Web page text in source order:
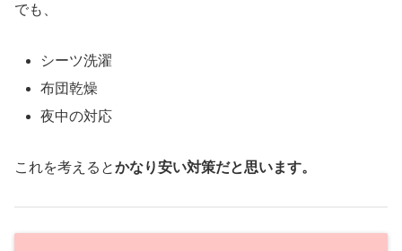
でも、
シーツ洗濯
布団乾燥
夜中の対応
これを考えるとかなり安い対策だと思います。